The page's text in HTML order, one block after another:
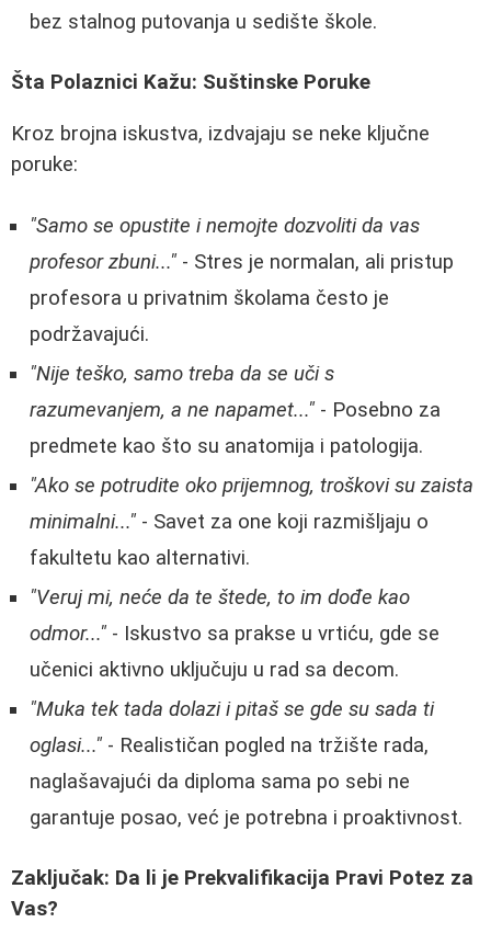
bez stalnog putovanja u sedište škole.
Šta Polaznici Kažu: Suštinske Poruke
Kroz brojna iskustva, izdvajaju se neke ključne
poruke:
"Samo se opustite i nemojte dozvoliti da vas
profesor zbuni..." - Stres je normalan, ali pristup
profesora u privatnim školama često je
podržavajući.
"Nije teško, samo treba da se uči s
razumevanjem, a ne napamet..." - Posebno za
predmete kao što su anatomija i patologija.
"Ako se potrudite oko prijemnog, troškovi su zaista
minimalni..." - Savet za one koji razmišljaju o
fakultetu kao alternativi.
"Veruj mi, neće da te štede, to im dođe kao
odmor..." - Iskustvo sa prakse u vrtiću, gde se
učenici aktivno uključuju u rad sa decom.
"Muka tek tada dolazi i pitaš se gde su sada ti
oglasi..." - Realističan pogled na tržište rada,
naglašavajući da diploma sama po sebi ne
garantuje posao, već je potrebna i proaktivnost.
Zaključak: Da li je Prekvalifikacija Pravi Potez za
Vas?